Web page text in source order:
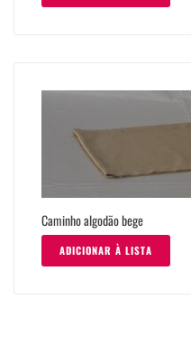
Caminho algodão bege
ADICIONAR À LISTA